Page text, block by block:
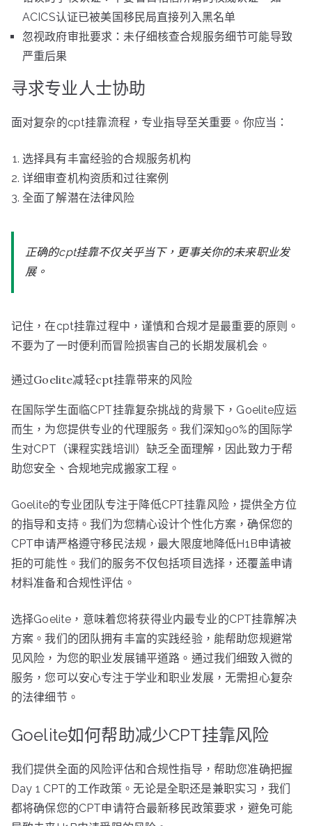
ACICS认证已被美国移民局直接列入黑名单
忽视政府审批要求：未仔细核查合规服务细节可能导致
严重后果
寻求专业人士协助
面对复杂的cpt挂靠流程，专业指导至关重要。你应当：
选择具有丰富经验的合规服务机构
详细审查机构资质和过往案例
全面了解潜在法律风险
正确的cpt挂靠不仅关乎当下，更事关你的未来职业发
展。
记住，在cpt挂靠过程中，谨慎和合规才是最重要的原则。
不要为了一时便利而冒险损害自己的长期发展机会。
通过Goelite减轻cpt挂靠带来的风险
在国际学生面临CPT挂靠复杂挑战的背景下，Goelite应运
而生，为您提供专业的代理服务。我们深知90%的国际学
生对CPT（课程实践培训）缺乏全面理解，因此致力于帮
助您安全、合规地完成搬家工程。
Goelite的专业团队专注于降低CPT挂靠风险，提供全方位
的指导和支持。我们为您精心设计个性化方案，确保您的
CPT申请严格遵守移民法规，最大限度地降低H1B申请被
拒的可能性。我们的服务不仅包括项目选择，还覆盖申请
材料准备和合规性评估。
选择Goelite，意味着您将获得业内最专业的CPT挂靠解决
方案。我们的团队拥有丰富的实践经验，能帮助您规避常
见风险，为您的职业发展铺平道路。通过我们细致入微的
服务，您可以安心专注于学业和职业发展，无需担心复杂
的法律细节。
Goelite如何帮助减少CPT挂靠风险
我们提供全面的风险评估和合规性指导，帮助您准确把握
Day 1 CPT的工作政策。无论是全职还是兼职实习，我们
都将确保您的CPT申请符合最新移民政策要求，避免可能